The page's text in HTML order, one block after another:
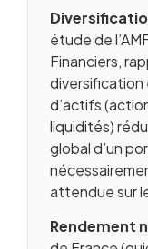
Questions
étude de
Financiers,
d’actifs
liquidités)
global d’un
attendue sur
Rendement